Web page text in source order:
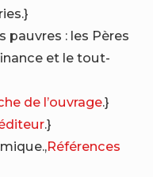
pauvres : les Pères
et le tout-
de l’ouvrage.}
.}
Références